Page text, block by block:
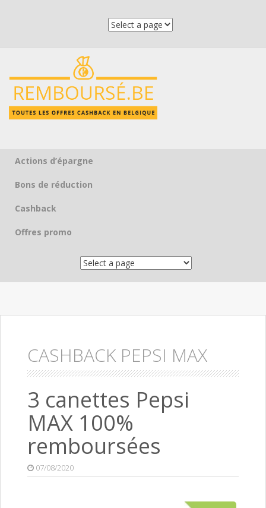
Skip to content
Actions d’épargne
Bons de réduction
Cashback
Offres promo
CASHBACK PEPSI MAX
3 canettes Pepsi
MAX 100%
remboursées
07/08/2020